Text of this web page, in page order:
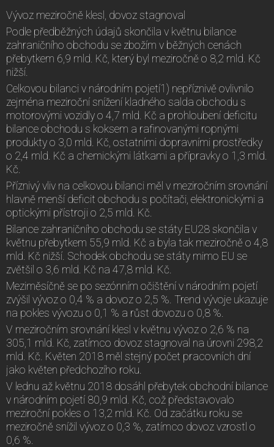
Vývoz meziročně klesl, dovoz stagnoval
Podle předběžných údajů skončila v květnu bilance
zahraničního obchodu se zbožím v běžných cenách
přebytkem 6,9 mld. Kč, který byl meziročně o 8,2 mld. Kč
nižší.
Celkovou bilanci v národním pojetí1) nepříznivě ovlivnilo
zejména meziroční snížení kladného salda obchodu s
motorovými vozidly o 4,7 mld. Kč a prohloubení deficitu
bilance obchodu s koksem a rafinovanými ropnými
produkty o 3,0 mld. Kč, ostatními dopravními prostředky
o 2,4 mld. Kč a chemickými látkami a přípravky o 1,3 mld.
Kč.
Příznivý vliv na celkovou bilanci měl v meziročním srovnání
hlavně menší deficit obchodu s počítači, elektronickými a
optickými přístroji o 2,5 mld. Kč.
Bilance zahraničního obchodu se státy EU28 skončila v
květnu přebytkem 55,9 mld. Kč a byla tak meziročně o 4,8
mld. Kč nižší. Schodek obchodu se státy mimo EU se
zvětšil o 3,6 mld. Kč na 47,8 mld. Kč.
Meziměsíčně se po sezónním očištění v národním pojetí
zvýšil vývoz o 0,4 % a dovoz o 2,5 %. Trend vývoje ukazuje
na pokles vývozu o 0,1 % a růst dovozu o 0,8 %.
V meziročním srovnání klesl v květnu vývoz o 2,6 % na
305,1 mld. Kč, zatímco dovoz stagnoval na úrovni 298,2
mld. Kč. Květen 2018 měl stejný počet pracovních dní
jako květen předchozího roku.
V lednu až květnu 2018 dosáhl přebytek obchodní bilance
v národním pojetí 80,9 mld. Kč, což představovalo
meziroční pokles o 13,2 mld. Kč. Od začátku roku se
meziročně snížil vývoz o 0,3 %, zatímco dovoz vzrostl o
0,6 %.